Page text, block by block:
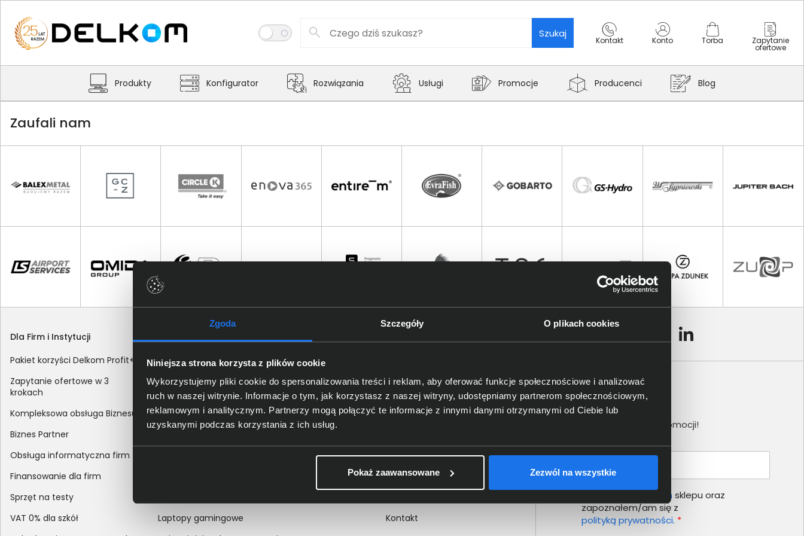
Zgoda Szczegóły O plikach cookies
Niniejsza strona korzysta z plików cookie
Wykorzystujemy pliki cookie do spersonalizowania treści i reklam, aby oferować funkcje społecznościowe i analizować
ruch w naszej witrynie. Informacje o tym, jak korzystasz z naszej witryny, udostępniamy partnerom społecznościowym,
reklamowym i analitycznym. Partnerzy mogą połączyć te informacje z innymi danymi otrzymanymi od Ciebie lub
uzyskanymi podczas korzystania z ich usług.
Pokaż zaawansowane Zezwól na wszystkie
Szukaj
Kontakt Konto Torba Zapytanie
ofertowe
Produkty Konfigurator Rozwiązania Usługi Promocje Producenci Blog
Zaufali nam
Dla Firm i Instytucji
Pakiet korzyści Delkom Profit+
Zapytanie ofertowe w 3
krokach
Kompleksowa obsługa Biznesu
Biznes Partner
Obsługa informatyczna firm
Finansowanie dla firm
Sprzęt na testy
VAT 0% dla szkół
Zakupy
Sposoby dostawy
Metody płatności
Zakup z dofinansowaniem
Odroczony termin płatności
Korekta danych nabywcy na dokumencie
Laptopy gamingowe
Certyfikaty i autoryzacje
Nagrody i wyróżnienia
Polityka prywatności
wewnętrznych
Kontakt
Newsletter
Nie przegap żadnej promocji!
regulamin sklepu oraz
zapoznałem/am się z
polityką prywatności. *